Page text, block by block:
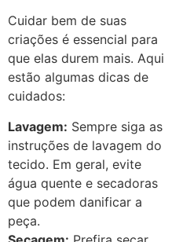
Cuidar bem de suas
criações é essencial para
que elas durem mais. Aqui
estão algumas dicas de
cuidados:
Lavagem: Sempre siga as
instruções de lavagem do
tecido. Em geral, evite
água quente e secadoras
que podem danificar a
peça.